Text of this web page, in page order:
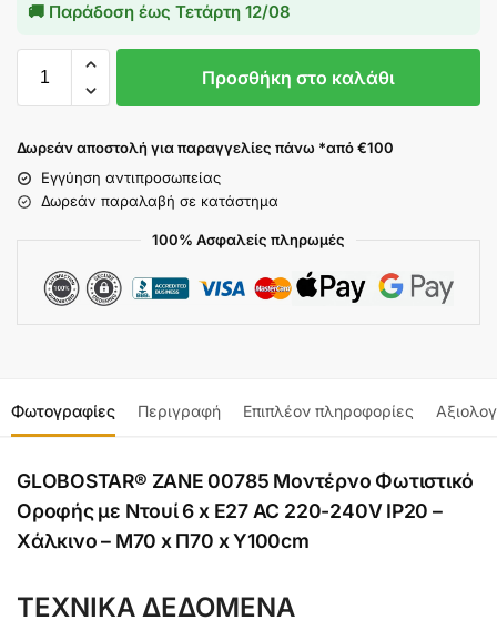
🚚 Παράδοση έως Τετάρτη 12/08
Προσθήκη στο καλάθι
Δωρεάν αποστολή για παραγγελίες πάνω *από €100
Εγγύηση αντιπροσωπείας
Δωρεάν παραλαβή σε κατάστημα
100% Ασφαλείς πληρωμές
Φωτογραφίες Περιγραφή Επιπλέον πληροφορίες
GLOBOSTAR® ZANE 00785 Μοντέρνο Φωτιστικό
Οροφής με Ντουί 6 x E27 AC 220-240V IP20 –
Χάλκινο – Μ70 x Π70 x Υ100cm
ΤΕΧΝΙΚΑ ΔΕΔΟΜΕΝΑ